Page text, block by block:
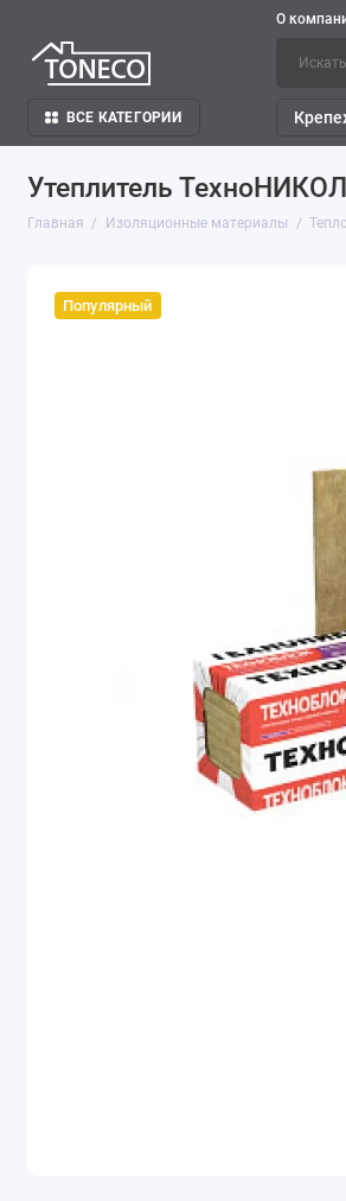
О
ВСЕ КАТЕГОРИИ
Утеплитель
Главная Изоляционные материалы
Популярный